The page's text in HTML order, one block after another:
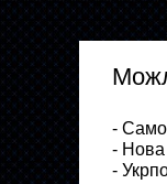
-
-
-